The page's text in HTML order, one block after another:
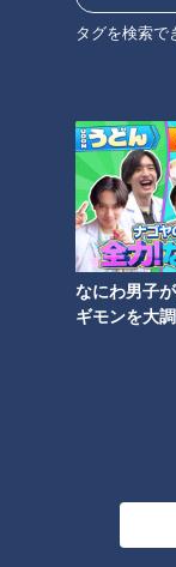
タグを検索で
なにわ男子
ギモンを大
製造会社「食品工
り、卵黄を多く使
の高いマヨネーズ
てのことだった。
りも強かった。